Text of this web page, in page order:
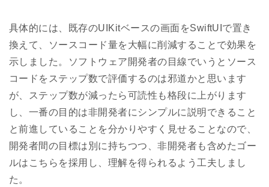
具体的には、既存のUIKitベースの画面をSwiftUIで置き
換えて、ソースコード量を大幅に削減することで効果を
示しました。ソフトウェア開発者の目線でいうとソース
コードをステップ数で評価するのは邪道かと思います
が、ステップ数が減ったら可読性も格段に上がります
し、一番の目的は非開発者にシンプルに説明できること
と前進していることを分かりやすく見せることなので、
開発者間の目標は別に持ちつつ、非開発者も含めたゴー
ルはこちらを採用し、理解を得られるよう工夫しまし
た。